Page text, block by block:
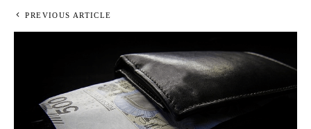
PREVIOUS ARTICLE